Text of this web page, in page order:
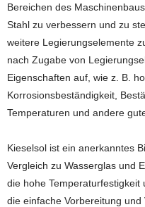
Bereichen des
Stahl zu verbessern und zu
weitere Legierungselemente
nach Zugabe von
Eigenschaften auf, wie z. B.
Korrosionsbeständigkeit,
Temperaturen und andere
Kieselsol ist ein anerkanntes
Vergleich zu Wasserglas und
die hohe
die einfache Vorbereitung